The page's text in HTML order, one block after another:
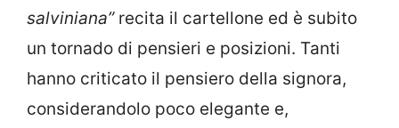
salviniana”recita il cartellone ed è subito
un tornado di pensieri e posizioni. Tanti
hanno criticato il pensiero della signora,
considerandolo poco elegante e,